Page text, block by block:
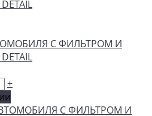
С ФИЛЬТРОМ И
+